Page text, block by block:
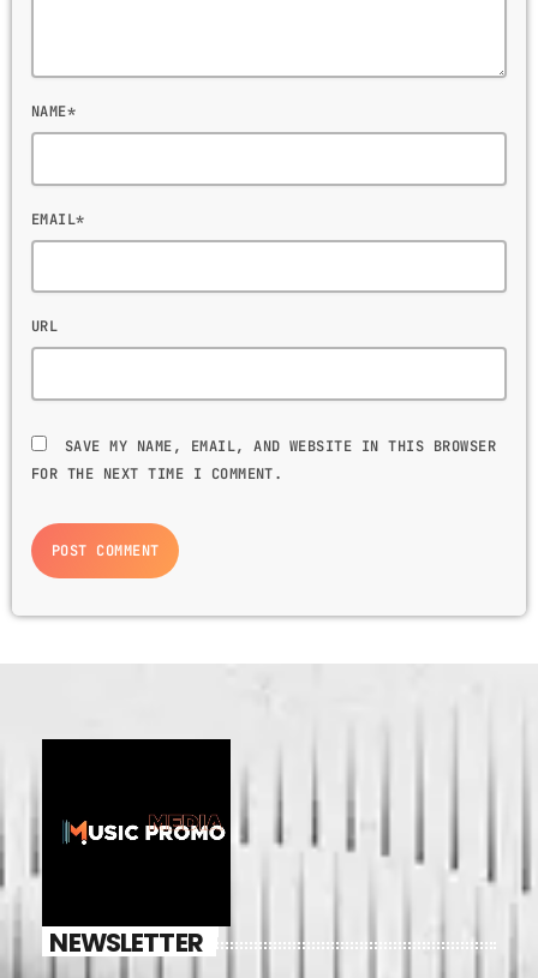
NAME*
EMAIL*
URL
SAVE MY NAME, EMAIL, AND WEBSITE IN THIS BROWSER
FOR THE NEXT TIME I COMMENT.
NEWSLETTER